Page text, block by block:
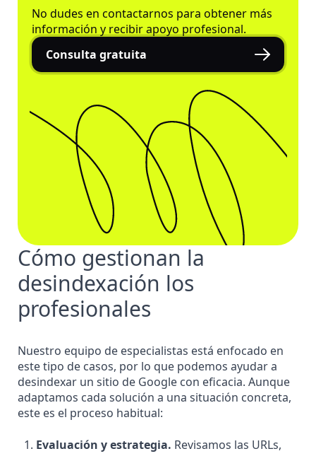
No dudes en contactarnos para obtener más
información y recibir apoyo profesional.
Consulta gratuita
Cómo gestionan la
desindexación los
profesionales
Nuestro equipo de especialistas está enfocado en
este tipo de casos, por lo que podemos ayudar a
desindexar un sitio de Google con eficacia. Aunque
adaptamos cada solución a una situación concreta,
este es el proceso habitual:
Evaluación y estrategia. Revisamos las URLs,